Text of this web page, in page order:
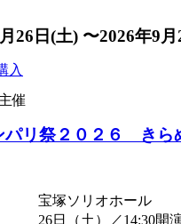
26日(土) 〜2026年9
入
主催
パリ祭２０２６ きら
宝塚ソリオホール
26日（土）／14:30開